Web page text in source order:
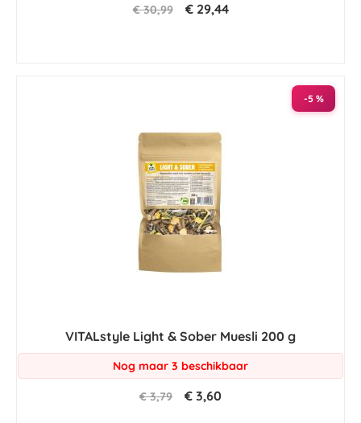
€ 30,99 € 29,44
-5 %
VITALstyle Light & Sober Muesli 200 g
Nog maar 3 beschikbaar
€ 3,79 € 3,60